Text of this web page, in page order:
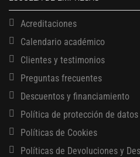
Acreditaciones
Calendario académico
Clientes y testimonios
Preguntas frecuentes
Descuentos y financiamiento
Política de protección de
Políticas de Cookies
Políticas de Devoluciones y
13 AGOSTO, 2026
Finanzas para no financieros